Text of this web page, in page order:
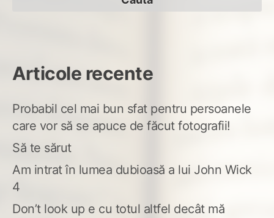
Articole recente
Probabil cel mai bun sfat pentru persoanele
care vor să se apuce de făcut fotografii!
Să te sărut
Am intrat în lumea dubioasă a lui John Wick
4
Don’t look up e cu totul altfel decât mă